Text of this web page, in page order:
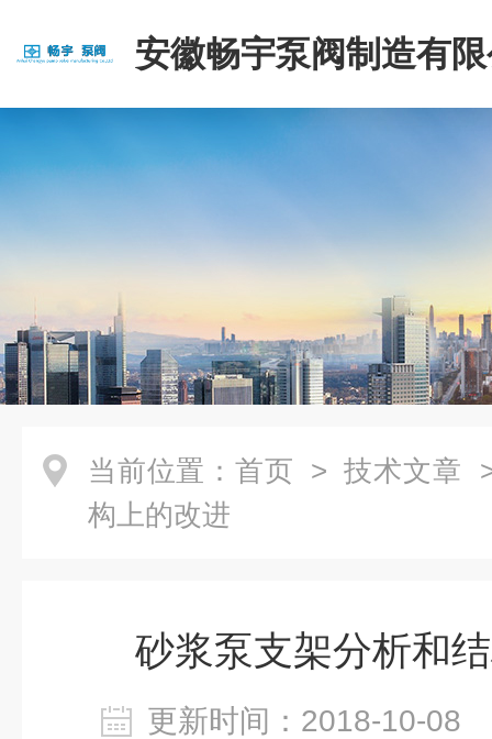
安徽畅宇泵阀制造有
当前位置： 首页 > 技术文章
构上的改进
砂浆泵支架分析和
更新时间：2018-10-